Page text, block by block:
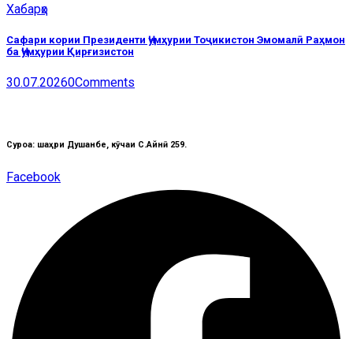
Хабарҳо
Сафари кории Президенти Ҷумҳурии Тоҷикистон Эмомалӣ Раҳмон
ба Ҷумҳурии Қирғизистон
30.07.20260Comments
Суроға: шаҳри Душанбе, кӯчаи C.Айнӣ 259.
Facebook